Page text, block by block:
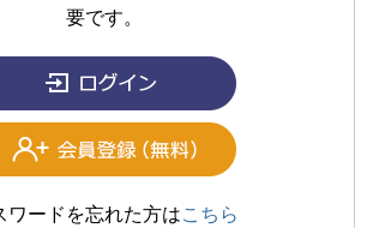
要です。
ワードを忘れた方はこちら